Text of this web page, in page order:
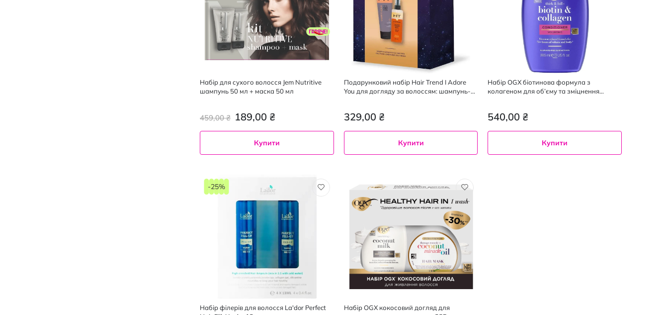
Набір для сухого волосся Jem Nutritive
шампунь 50 мл + маска 50 мл
189,00 ₴
459,00 ₴
Купити
Подарунковий набір Hair Trend I Adore
You для догляду за волоссям: шампунь-
329,00 ₴
Купити
Набір OGX біотинова формула з
колагеном для об’єму та зміцнення
540,00 ₴
Купити
Набір філерів для волосся La'dor Perfect
-25%
Набір OGX кокосовий догляд для